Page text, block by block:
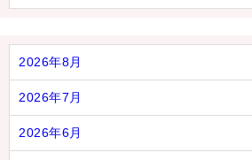
2026年8月
2026年7月
2026年6月